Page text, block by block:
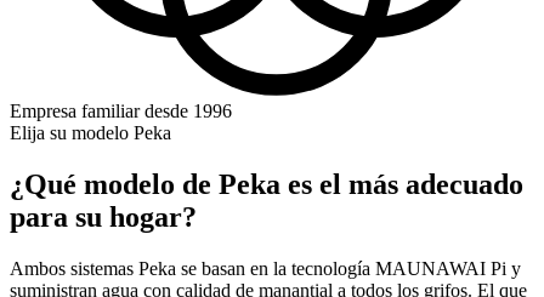
Empresa familiar desde 1996
Elija su modelo Peka
¿Qué modelo de Peka es el más adecuado
para su hogar?
Ambos sistemas Peka se basan en la tecnología MAUNAWAI Pi y
suministran agua con calidad de manantial a todos los grifos. El que